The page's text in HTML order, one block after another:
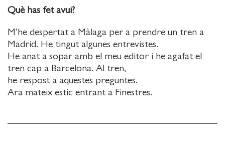
Què has fet avui?
M’he despertat a Màlaga per a prendre un tren a
Madrid. He tingut algunes entrevistes.
He anat a sopar amb el meu editor i he agafat el
tren cap a Barcelona. Al tren,
he respost a aquestes preguntes.
Ara mateix estic entrant a Finestres.